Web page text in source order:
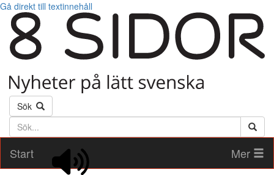
Gå direkt till textinnehåll
Sök
Söktext
Start
Mer